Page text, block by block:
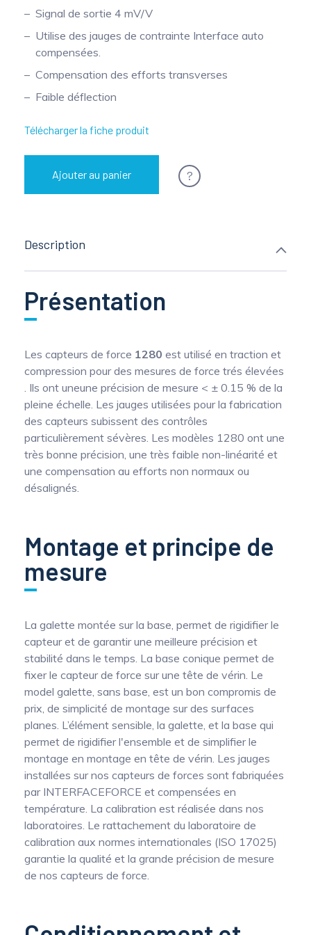
Signal de sortie 4 mV/V
Utilise des jauges de contrainte Interface auto
compensées.
Compensation des efforts transverses
Faible déflection
Télécharger la fiche produit
Ajouter au panier ?
Description
Présentation
Les capteurs de force 1280 est utilisé en traction et
compression pour des mesures de force trés élevées
. Ils ont uneune précision de mesure < ± 0.15 % de la
pleine échelle. Les jauges utilisées pour la fabrication
des capteurs subissent des contrôles
particulièrement sévères. Les modèles 1280 ont une
très bonne précision, une très faible non-linéarité et
une compensation au efforts non normaux ou
désalignés.
Montage et principe de
mesure
La galette montée sur la base, permet de rigidifier le
capteur et de garantir une meilleure précision et
stabilité dans le temps. La base conique permet de
fixer le capteur de force sur une tête de vérin. Le
model galette, sans base, est un bon compromis de
prix, de simplicité de montage sur des surfaces
planes. L’élément sensible, la galette, et la base qui
permet de rigidifier l'ensemble et de simplifier le
montage en montage en tête de vérin. Les jauges
installées sur nos capteurs de forces sont fabriquées
par INTERFACEFORCE et compensées en
température. La calibration est réalisée dans nos
laboratoires. Le rattachement du laboratoire de
calibration aux normes internationales (ISO 17025)
garantie la qualité et la grande précision de mesure
de nos capteurs de force.
Mesure mobile, embarquée et sans
fil